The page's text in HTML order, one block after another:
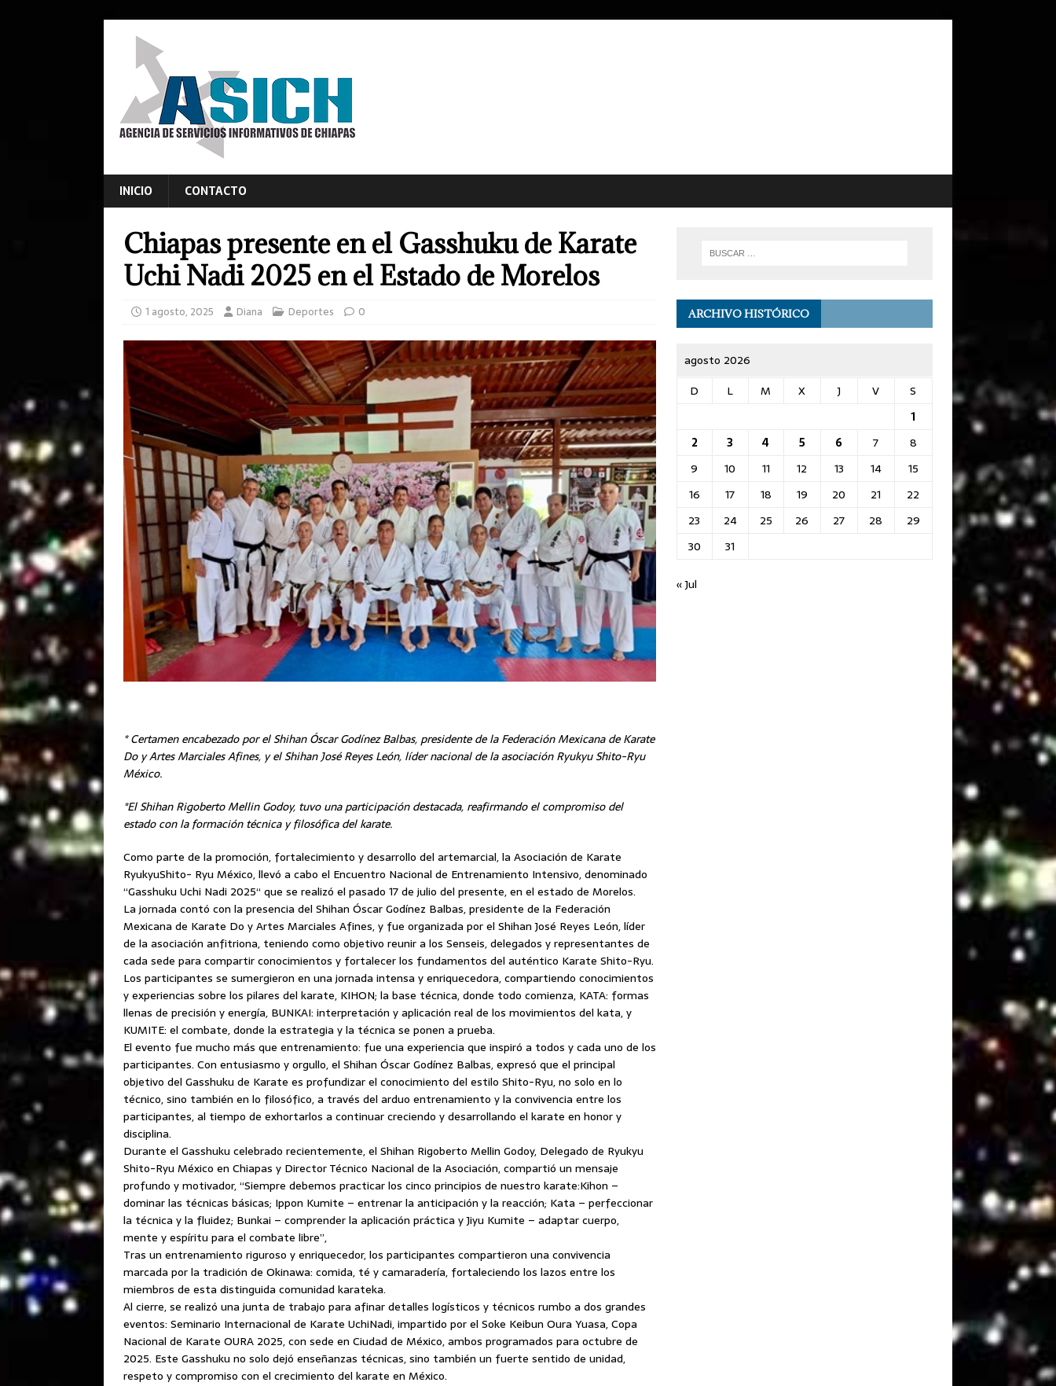
INICIO CONTACTO
Chiapas presente en el Gasshuku de Karate
Uchi Nadi 2025 en el Estado de Morelos
1 agosto, 2025 Diana Deportes 0
* Certamen encabezado por el Shihan Óscar Godínez Balbas, presidente de la Federación Mexicana de Karate
Do y Artes Marciales Afines, y el Shihan José Reyes León, líder nacional de la asociación Ryukyu Shito-Ryu
México.
*El Shihan Rigoberto Mellin Godoy, tuvo una participación destacada, reafirmando el compromiso del
estado con la formación técnica y filosófica del karate.
Como parte de la promoción, fortalecimiento y desarrollo del artemarcial, la Asociación de Karate
RyukyuShito- Ryu México, llevó a cabo el Encuentro Nacional de Entrenamiento Intensivo, denominado
“Gasshuku Uchi Nadi 2025“ que se realizó el pasado 17 de julio del presente, en el estado de Morelos.
La jornada contó con la presencia del Shihan Óscar Godínez Balbas, presidente de la Federación
Mexicana de Karate Do y Artes Marciales Afines, y fue organizada por el Shihan José Reyes León, líder
de la asociación anfitriona, teniendo como objetivo reunir a los Senseis, delegados y representantes de
cada sede para compartir conocimientos y fortalecer los fundamentos del auténtico Karate Shito-Ryu.
Los participantes se sumergieron en una jornada intensa y enriquecedora, compartiendo conocimientos
y experiencias sobre los pilares del karate, KIHON; la base técnica, donde todo comienza, KATA: formas
llenas de precisión y energía, BUNKAI: interpretación y aplicación real de los movimientos del kata, y
KUMITE: el combate, donde la estrategia y la técnica se ponen a prueba.
El evento fue mucho más que entrenamiento: fue una experiencia que inspiró a todos y cada uno de los
participantes. Con entusiasmo y orgullo, el Shihan Óscar Godínez Balbas, expresó que el principal
objetivo del Gasshuku de Karate es profundizar el conocimiento del estilo Shito-Ryu, no solo en lo
técnico, sino también en lo filosófico, a través del arduo entrenamiento y la convivencia entre los
participantes, al tiempo de exhortarlos a continuar creciendo y desarrollando el karate en honor y
disciplina.
Durante el Gasshuku celebrado recientemente, el Shihan Rigoberto Mellin Godoy, Delegado de Ryukyu
Shito-Ryu México en Chiapas y Director Técnico Nacional de la Asociación, compartió un mensaje
profundo y motivador, “Siempre debemos practicar los cinco principios de nuestro karate:Kihon –
dominar las técnicas básicas; Ippon Kumite – entrenar la anticipación y la reacción; Kata – perfeccionar
la técnica y la fluidez; Bunkai – comprender la aplicación práctica y Jiyu Kumite – adaptar cuerpo,
mente y espíritu para el combate libre”,
Tras un entrenamiento riguroso y enriquecedor, los participantes compartieron una convivencia
marcada por la tradición de Okinawa: comida, té y camaradería, fortaleciendo los lazos entre los
miembros de esta distinguida comunidad karateka.
Al cierre, se realizó una junta de trabajo para afinar detalles logísticos y técnicos rumbo a dos grandes
eventos: Seminario Internacional de Karate UchiNadi, impartido por el Soke Keibun Oura Yuasa, Copa
Nacional de Karate OURA 2025, con sede en Ciudad de México, ambos programados para octubre de
2025. Este Gasshuku no solo dejó enseñanzas técnicas, sino también un fuerte sentido de unidad,
respeto y compromiso con el crecimiento del karate en México.
ARCHIVO HISTÓRICO
agosto 2026
D
L M X J V
S
1
2
3 4 5 6 7
8
9
10 11 12 13 14
15
16
17 18 19 20 21
22
23
24 25 26 27 28
29
30
31
« Jul